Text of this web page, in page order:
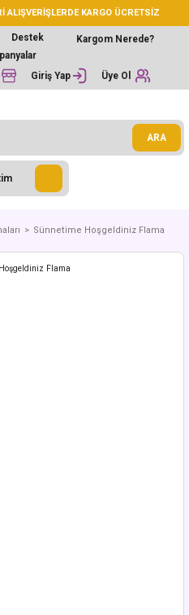
ALIŞVERİŞLERDE KARGO ÜCRETSİZ
Destek
Kargom Nerede?
Giriş Yap Üye Ol
ARA
Sünnetime Hoşgeldiniz Flama